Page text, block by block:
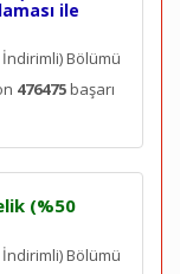
ile
Bölümü
476475başarı
(%50
Bölümü